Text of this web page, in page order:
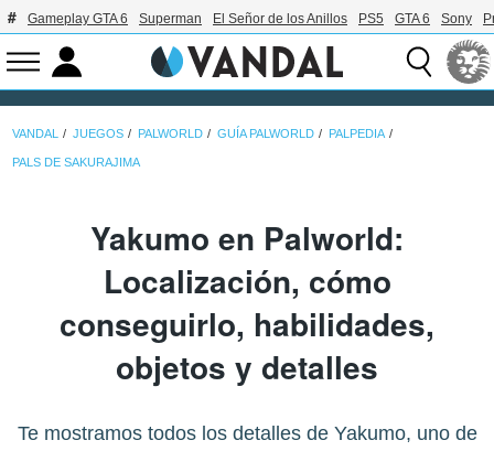
Gameplay GTA 6 Superman El Señor de los Anillos PS5 GTA 6 Sony
VANDAL JUEGOS PALWORLD GUÍA PALWORLD PALPEDIA
PALS DE SAKURAJIMA
Yakumo en Palworld:
Localización, cómo
conseguirlo, habilidades,
objetos y detalles
Te mostramos todos los detalles de Yakumo, uno de